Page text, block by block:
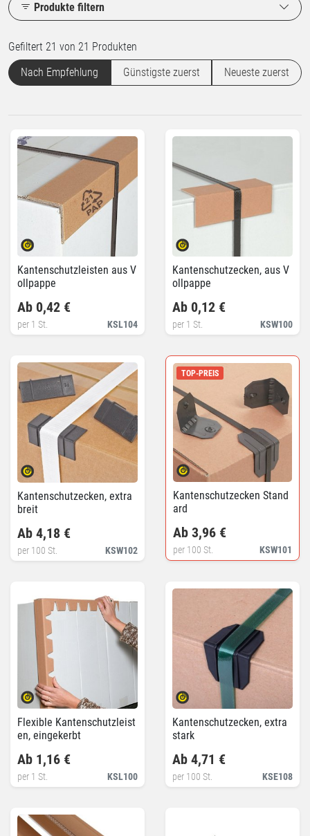
Produkte filtern
Gefiltert 21 von 21 Produkten
Nach Empfehlung
Günstigste zuerst Neueste zuerst
Kantenschutzleisten aus V
ollpappe
KSL104
Ab 0,42 €
per 1 St.
Kantenschutzecken, aus V
ollpappe
KSW100
Ab 0,12 €
per 1 St.
Kantenschutzecken, extra
breit
KSW102
Ab 4,18 €
per 100 St.
TOP-PREIS
Kantenschutzecken Stand
ard
KSW101
Ab 3,96 €
per 100 St.
Flexible Kantenschutzleist
en, eingekerbt
KSL100
Ab 1,16 €
per 1 St.
Kantenschutzecken, extra
stark
KSE108
Ab 4,71 €
per 100 St.